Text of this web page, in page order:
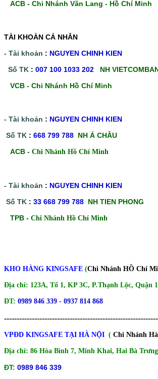
ACB - Chi Nhánh Văn Lang - Hồ Chí Minh
TÀI KHOÀN CÁ NHÂN
- Tài khoản : NGUYEN CHINH KIEN
Số TK : 007 100 1033 202
NH
VCB - Chi Nhánh Hồ Chí Minh
- Tài khoản : NGUYEN CHINH KIEN
Số TK : 668 799 788 NH Á CHÂU
ACB - Chi Nhánh Hồ Chí Minh
- Tài khoản : NGUYEN CHINH KIEN
Số TK : 33 668 799 788 NH TIEN PHONG
TPB - Chi Nhánh Hồ Chí Minh
KHO HÀNG KINGSAFE (Chi Nhánh HỒ Chí
Địa chỉ: 123A, Tổ 1, KP 3C, P.Thạnh Lộc, Quận
ĐT: 0989 846 339 - 0937 814 868
VPĐD KINGSAFE TẠI HÀ NỘI ( Chi Nhánh
Địa chỉ: 86 Hòa Bình 7, Minh Khai, Hai Bà
ĐT: 0989 846 339